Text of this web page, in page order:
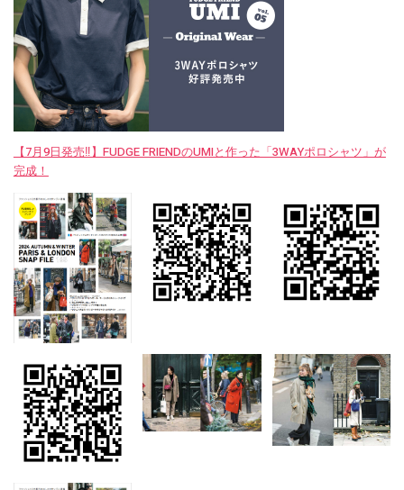
【7月9日発売‼︎】FUDGE FRIENDのUMIと作った「3WAYポロシャツ」が
完成！